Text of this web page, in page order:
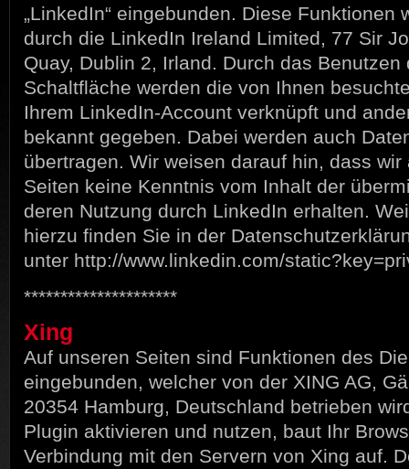
„LinkedIn“ eingebunden. Diese Funktionen
durch die LinkedIn Ireland Limited, 77 Sir
Quay, Dublin 2, Irland. Durch das Benutzen
Schaltfläche werden die von Ihnen
Ihrem LinkedIn-Account verknüpft und
bekannt gegeben. Dabei werden auch
übertragen. Wir weisen darauf hin, dass wir
Seiten keine Kenntnis vom Inhalt der
deren Nutzung durch LinkedIn erhalten.
hierzu finden Sie in der
unter http://www.linkedin.com/
*********************
Xing
Auf unseren Seiten sind Funktionen des
eingebunden, welcher von der XING AG,
20354 Hamburg, Deutschland betrieben
Plugin aktivieren und nutzen, baut Ihr
Verbindung mit den Servern von Xing auf.